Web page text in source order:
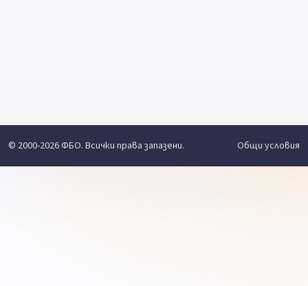
© 2000-2026 ФБО. Всички права запазени. Общи условия